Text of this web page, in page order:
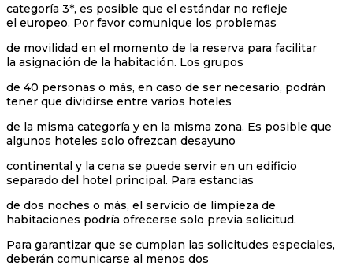
categoría 3*, es posible que el estándar no refleje
el europeo. Por favor comunique los problemas
de movilidad en el momento de la reserva para facilitar
la asignación de la habitación. Los grupos
de 40 personas o más, en caso de ser necesario, podrán
tener que dividirse entre varios hoteles
de la misma categoría y en la misma zona. Es posible que
algunos hoteles solo ofrezcan desayuno
continental y la cena se puede servir en un edificio
separado del hotel principal. Para estancias
de dos noches o más, el servicio de limpieza de
habitaciones podría ofrecerse solo previa solicitud.
Para garantizar que se cumplan las solicitudes especiales,
deberán comunicarse al menos dos